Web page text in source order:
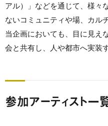
アル）」などを通じて、様々
ないコミュニティや場、カル
当企画においても、目に見え
会と共有し、人や都市へ実装
参加アーティスト一